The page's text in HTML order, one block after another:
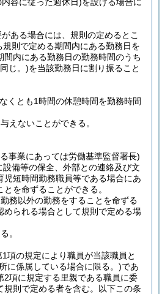
ある場合には、規則の定めるとこ
規則で定める期間内にある勤務日を
内にある勤務日の勤務時間のうち
じ。)を当該勤務日に割り振ること
くとも1時間の休憩時間を勤務時間
えないことができる。
事業にあっては労働基準監督署長)
備等の保全、外部との連絡及び文
児短時間勤務職員等である場合にあ
を命ずることができる。
務以外の勤務をすることを命ずる
られる場合として規則で定める場
。
項の規定により職員が当該職員と
に係属している場合に限る。)であ
項に規定する里親である職員に委
則で定める者を含む。以下この条